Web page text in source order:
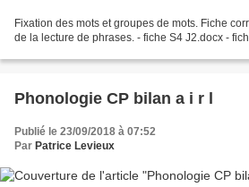
Fixation des mots et groupes de mots. Fiche
de la lecture de
Phonologie CP bilan a i r l
Publié le 23/09/2018 à 07:52
Par Patrice Levieux